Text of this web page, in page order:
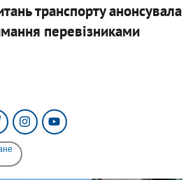
транспорту анонсувала
перевізниками